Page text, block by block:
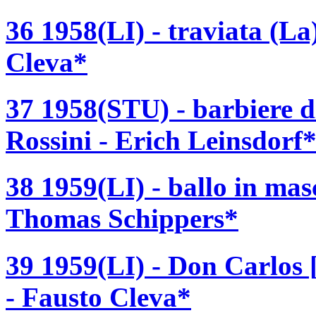
36 1958(LI) - traviata
Cleva*
37 1958(STU) - barbiere
Rossini - Erich Leinsdorf*
38 1959(LI) - ballo in
Thomas Schippers*
39 1959(LI) - Don Carlos
- Fausto Cleva*